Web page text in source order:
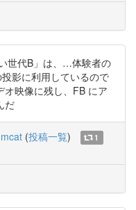
世代B」は、…体験者の
影に利用しているので
オ映像に残し、FB にア
だ
(投稿一覧) 1